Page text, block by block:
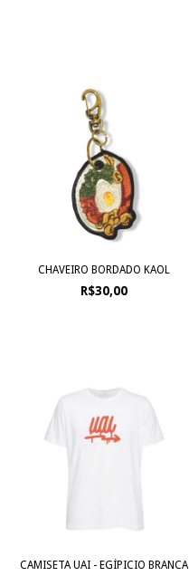
CHAVEIRO BORDADO KAOL
R$30,00
CAMISETA UAI - EGÍPICIO BRANCA